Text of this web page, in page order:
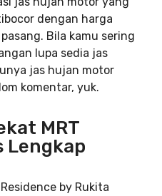
dengan harga
Bila kamu sering
lupa sedia jas
jas hujan motor
komentar, yuk.
MRT
Lengkap